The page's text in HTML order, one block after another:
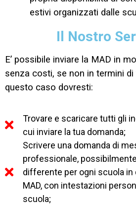
estivi organizzati dalle
Il Nostro
E’ possibile inviare la MAD in
senza costi, se non in termini
questo caso dovresti:
Trovare e scaricare tutti gli
cui inviare la tua domanda;
Scrivere una domanda di
professionale,
differente per ogni scuola in
MAD, con intestazioni
scuola;